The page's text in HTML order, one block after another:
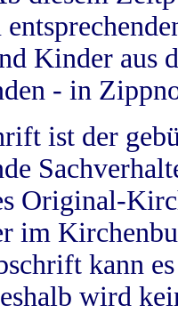
Kinder aus
- in
ist der
Original-
im
kann
wird